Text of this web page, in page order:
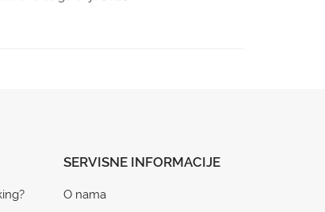
SERVISNE INFORMACIJE
O nama